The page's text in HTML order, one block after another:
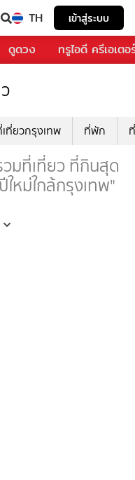
TH เข้าสู่ระบบ
ดูดวง ทรูไอดี ครีเอเตอ
ที่ยวกรุงเทพ ที่พัก
วมที่เที่ยว ที่กินสุด
หม่ใกล้กรุงเทพ"